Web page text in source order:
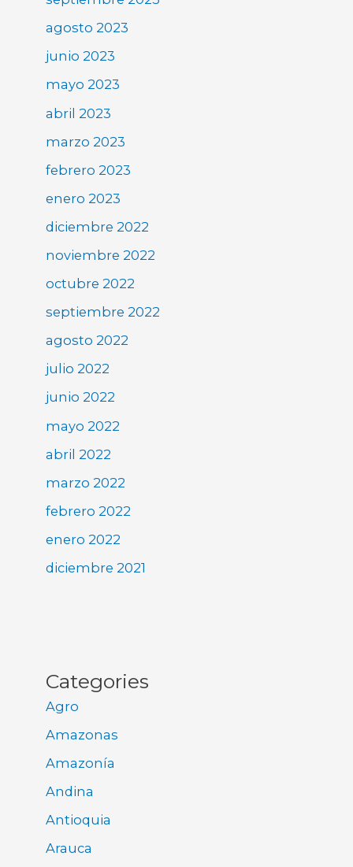
agosto 2023
junio 2023
mayo 2023
abril 2023
marzo 2023
febrero 2023
enero 2023
diciembre 2022
noviembre 2022
octubre 2022
septiembre 2022
agosto 2022
julio 2022
junio 2022
mayo 2022
abril 2022
marzo 2022
febrero 2022
enero 2022
diciembre 2021
Categories
Agro
Amazonas
Amazonía
Andina
Antioquia
Arauca